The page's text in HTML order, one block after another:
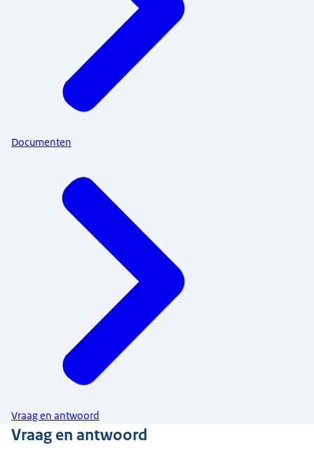
Documenten
Vraag en antwoord
Vraag en antwoord